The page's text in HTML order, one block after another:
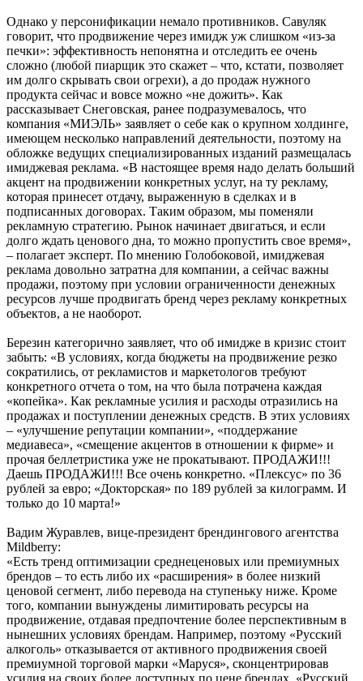
Однако у персонификации немало противников. Савуляк
говорит, что продвижение через имидж уж слишком «из-за
печки»: эффективность непонятна и отследить ее очень
сложно (любой пиарщик это скажет – что, кстати, позволяет
им долго скрывать свои огрехи), а до продаж нужного
продукта сейчас и вовсе можно «не дожить». Как
рассказывает Снеговская, ранее подразумевалось, что
компания «МИЭЛЬ» заявляет о себе как о крупном холдинге,
имеющем несколько направлений деятельности, поэтому на
обложке ведущих специализированных изданий размещалась
имиджевая реклама. «В настоящее время надо делать больший
акцент на продвижении конкретных услуг, на ту рекламу,
которая принесет отдачу, выраженную в сделках и в
подписанных договорах. Таким образом, мы поменяли
рекламную стратегию. Рынок начинает двигаться, и если
долго ждать ценового дна, то можно пропустить свое время»,
– полагает эксперт. По мнению Голобоковой, имиджевая
реклама довольно затратна для компании, а сейчас важны
продажи, поэтому при условии ограниченности денежных
ресурсов лучше продвигать бренд через рекламу конкретных
объектов, а не наоборот.
Березин категорично заявляет, что об имидже в кризис стоит
забыть: «В условиях, когда бюджеты на продвижение резко
сократились, от рекламистов и маркетологов требуют
конкретного отчета о том, на что была потрачена каждая
«копейка». Как рекламные усилия и расходы отразились на
продажах и поступлении денежных средств. В этих условиях
– «улучшение репутации компании», «поддержание
медиавеса», «смещение акцентов в отношении к фирме» и
прочая беллетристика уже не прокатывают. ПРОДАЖИ!!!
Даешь ПРОДАЖИ!!! Все очень конкретно. «Плексус» по 36
рублей за евро; «Докторская» по 189 рублей за килограмм. И
только до 10 марта!»
Вадим Журавлев, вице-президент брендингового агентства
Mildberry:
«Есть тренд оптимизации среднеценовых или премиумных
брендов – то есть либо их «расширения» в более низкий
ценовой сегмент, либо перевода на ступеньку ниже. Кроме
того, компании вынуждены лимитировать ресурсы на
продвижение, отдавая предпочтение более перспективным в
нынешних условиях брендам. Например, поэтому «Русский
алкоголь» отказывается от активного продвижения своей
премиумной торговой марки «Маруся», сконцентрировав
усилия на своих более доступных по цене брендах. «Русский